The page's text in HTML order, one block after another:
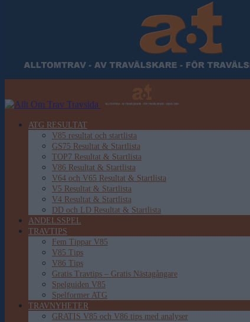
ATG RESULTAT
V85 resultat och startlista
GS75 Resultat & Startlista
TOP7 Resultat & Startlista
V86 Resultat & Startlista
V64 och V65 Resultat & Startlista
V5 Resultat & Startlista
V4 Resultat & Startlista
DD och LD Resultat & Startlista
ANDELSSPEL
TRAVTIPS
Fem Tippar V85
V85 Tips
V86 Tips
Gratis Travtips – Gratis Nästagångare
Spelguiden V85
Spelformer ATG
TRAVNYHETER
GRATIS V85 och V86 tips med analyser